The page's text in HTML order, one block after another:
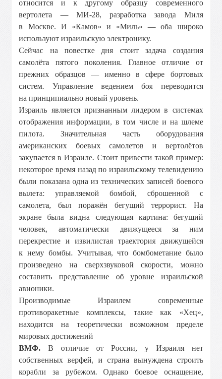
относится и к другому образцу современного
вертолета — МИ-28, разработка завода Миля
в Москве. И «Камов» и «Миль» — оба широко
используют израильскую электронику.
Сейчас на повестке дня стоит задача создания
самолёта пятого поколения. Главное отличие от
прежних образцов — именно в сфере бортовых
систем. Управление ведением боя переводится
на принципиально новый уровень.
Израиль является признанным лидером в системах
отображения информации, в том числе и на шлеме
пилота. Значительная часть оборудования
американских боевых самолетов и вертолётов
закупается в Израиле. Стоит привести такой пример:
некоторое время назад по израильскому телевидению
были показана одна из технических записей боевого
вылета: управляемой бомбой, сброшенной с
самолета, был поражён бегущий террорист. На
экране была видна следующая картина: бегущий
человек, автоматически движущееся за ним
перекрестие и извилистая траектория движущейся
к нему бомбы. Учитывая, что бомбометание было
произведено на сверхзвуковой скорости, можно
составить представление об уровне израильской
авионики.
Производимые Израилем современные
противоракетные комплексы, такие как «Хец»,
находится на теоретически возможном пределе
мировых достижений
ВМФ. В отличие от России, у Израиля нет
собственных верфей, и страна вынуждена строить
корабли за рубежом. Однако боевое оснащение,